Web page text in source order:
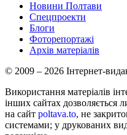
Новини Полтави
Спецпроекти
Блоги
Фоторепортажі
Архів матеріалів
© 2009 – 2026 Інтернет-
Використання матеріалів
інших сайтах дозволяється
на сайт poltava.to, не
системами; у друкованих